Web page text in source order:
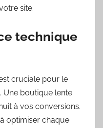
site.
technique
cruciale pour le
Une boutique lente
à vos conversions.
optimiser chaque